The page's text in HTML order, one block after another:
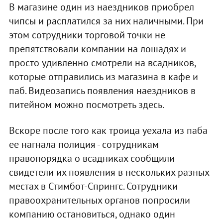
В магазине один из наездников приобрел
чипсы и расплатился за них наличными. При
этом сотрудники торговой точки не
препятствовали компании на лошадях и
просто удивленно смотрели на всадников,
которые отправились из магазина в кафе и
паб. Видеозапись появления наездников в
питейном можно посмотреть здесь.
Вскоре после того как троица уехала из паба
ее нагнала полиция - сотрудникам
правопорядка о всадниках сообщили
свидетели их появления в нескольких разных
местах в Cтимбот-Спрингс. Сотрудники
правоохранительных органов попросили
компанию остановиться, однако один